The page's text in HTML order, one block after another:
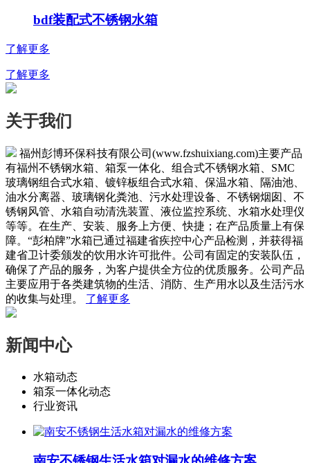
bdf装配式不锈钢水箱
了解更多
了解更多
关于我们
福州彭博环保科技有限公司(www.fzshuixiang.com)主要产品
有福州不锈钢水箱、箱泵一体化、组合式不锈钢水箱、SMC
玻璃钢组合式水箱、镀锌板组合式水箱、保温水箱、隔油池、
油水分离器、玻璃钢化粪池、污水处理设备、不锈钢烟囱、不
锈钢风管、水箱自动清洗装置、液位监控系统、水箱水处理仪
等等。在生产、安装、服务上方便、快捷；在产品质量上有保
障。“彭柏牌”水箱已通过福建省疾控中心产品检测，并获得福
建省卫计委颁发的饮用水许可批件。公司有固定的安装队伍，
确保了产品的服务，为客户提供全方位的优质服务。公司产品
主要应用于各类建筑物的生活、消防、生产用水以及生活污水
的收集与处理。 了解更多
新闻中心
水箱动态
箱泵一体化动态
行业资讯